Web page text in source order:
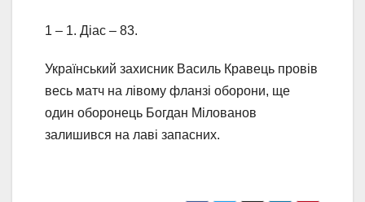
1 – 1. Діас – 83.
Український захисник Василь Кравець провів
весь матч на лівому фланзі оборони, ще
один оборонець Богдан Мілованов
залишився на лаві запасних.